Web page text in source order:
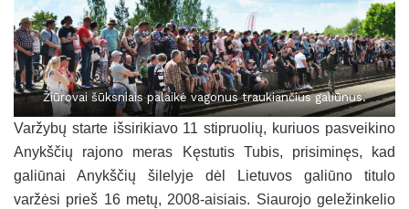
Žiūrovai šūksniais palaikė vagonus traukiančius galiūnus.
Varžybų starte išsirikiavo 11 stipruolių, kuriuos pasveikino
Anykščių rajono meras Kęstutis Tubis, prisiminęs, kad
galiūnai Anykščių šilelyje dėl Lietuvos galiūno titulo
varžėsi prieš 16 metų, 2008-aisiais. Siaurojo geležinkelio